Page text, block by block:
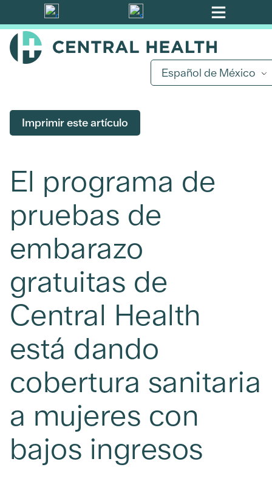
Ir
al
contenido
Español de México
Imprimir este artículo
El programa de
pruebas de
embarazo
gratuitas de
Central Health
está dando
cobertura sanitaria
a mujeres con
bajos ingresos